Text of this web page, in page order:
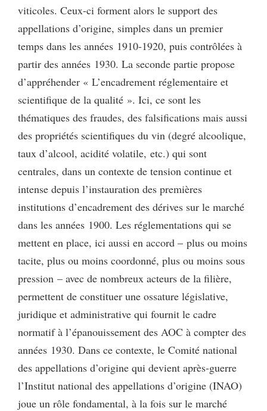
viticoles. Ceux-ci forment alors le support des
appellations d’origine, simples dans un premier
temps dans les années 1910-1920, puis contrôlées à
partir des années 1930. La seconde partie propose
d’appréhender « L’encadrement réglementaire et
scientifique de la qualité ». Ici, ce sont les
thématiques des fraudes, des falsifications mais aussi
des propriétés scientifiques du vin (degré alcoolique,
taux d’alcool, acidité volatile, etc.) qui sont
centrales, dans un contexte de tension continue et
intense depuis l’instauration des premières
institutions d’encadrement des dérives sur le marché
dans les années 1900. Les réglementations qui se
mettent en place, ici aussi en accord – plus ou moins
tacite, plus ou moins coordonné, plus ou moins sous
pression – avec de nombreux acteurs de la filière,
permettent de constituer une ossature législative,
juridique et administrative qui fournit le cadre
normatif à l’épanouissement des AOC à compter des
années 1930. Dans ce contexte, le Comité national
des appellations d’origine qui devient après-guerre
l’Institut national des appellations d’origine (INAO)
joue un rôle fondamental, à la fois sur le marché